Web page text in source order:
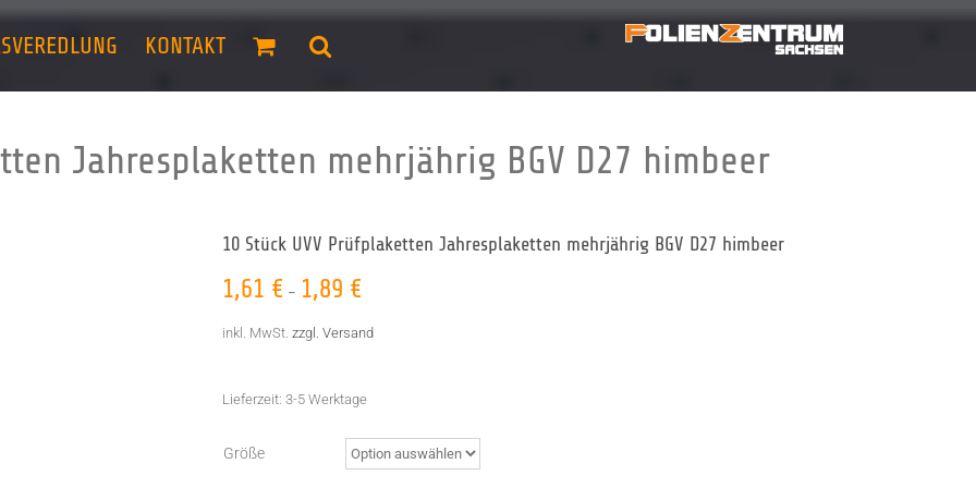
KONTAKT
Jahresplaketten mehrjährig BGV D27 himbeer
10 Stück UVV Prüfplaketten Jahresplaketten mehrjährig BGV D27 himbeer
1,61 € – 1,89 €
inkl. MwSt. zzgl. Versand
Lieferzeit: 3-5 Werktage
Größe